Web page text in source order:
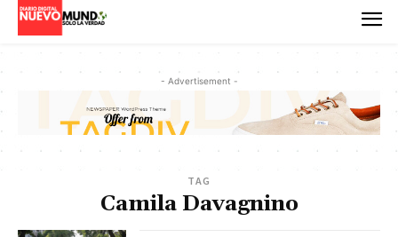
- Advertisement -
TAG
Camila Davagnino